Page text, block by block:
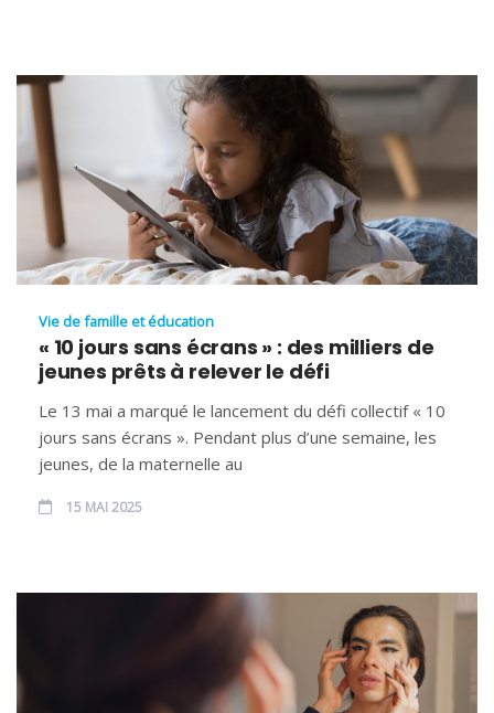
Vie de famille et éducation
« 10 jours sans écrans » : des milliers de
jeunes prêts à relever le défi
Le 13 mai a marqué le lancement du défi collectif « 10
jours sans écrans ». Pendant plus d’une semaine, les
jeunes, de la maternelle au
15 MAI 2025